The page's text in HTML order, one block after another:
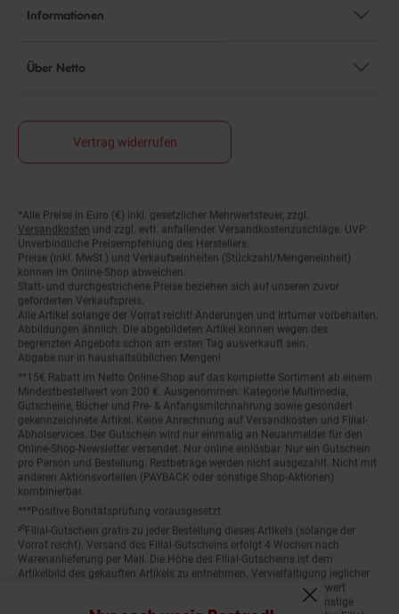
Fenster
Informationen
Über Netto
Vertrag widerrufen
Fußnoten
*Alle Preise in Euro (€) inkl. gesetzlicher Mehrwertsteuer, zzgl.
Versandkosten
und zzgl. evtl. anfallender Versandkostenzuschläge. UVP:
Unverbindliche Preisempfehlung des Herstellers.
Preise (inkl. MwSt.) und Verkaufseinheiten (Stückzahl/Mengeneinheit)
können im Online-Shop abweichen.
Statt- und durchgestrichene Preise beziehen sich auf unseren zuvor
geforderten Verkaufspreis.
Alle Artikel solange der Vorrat reicht! Änderungen und Irrtümer vorbehalten.
Abbildungen ähnlich. Die abgebildeten Artikel können wegen des
begrenzten Angebots schon am ersten Tag ausverkauft sein.
Abgabe nur in haushaltsüblichen Mengen!
**15€ Rabatt im Netto Online-Shop auf das komplette Sortiment ab einem
Mindestbestellwert von 200 €. Ausgenommen: Kategorie Multimedia,
Gutscheine, Bücher und Pre- & Anfangsmilchnahrung sowie gesondert
gekennzeichnete Artikel. Keine Anrechnung auf Versandkosten und Filial-
Abholservices. Der Gutschein wird nur einmalig an Neuanmelder für den
Online-Shop-Newsletter versendet. Nur online einlösbar. Nur ein Gutschein
pro Person und Bestellung. Restbeträge werden nicht ausgezahlt. Nicht mit
anderen Aktionsvorteilen (PAYBACK oder sonstige Shop-Aktionen)
kombinierbar.
***Positive Bonitätsprüfung vorausgesetzt
²⁰Filial-Gutschein gratis zu jeder Bestellung dieses Artikels (solange der
Vorrat reicht). Versand des Filial-Gutscheins erfolgt 4 Wochen nach
Warenanlieferung per Mail. Die Höhe des Filial-Gutscheins ist dem
Artikelbild des gekauften Artikels zu entnehmen. Vervielfältigung jeglicher
Art nicht gestattet. Der Filial-Gutschein ist ohne Mindesteinkaufswert
einlösbar. Nicht mit anderen Aktionsvorteilen (PAYBACK oder sonstige
Shop-Aktionen) kombinierbar. Der jeweilige Gültigkeitszeitraum des Filial-